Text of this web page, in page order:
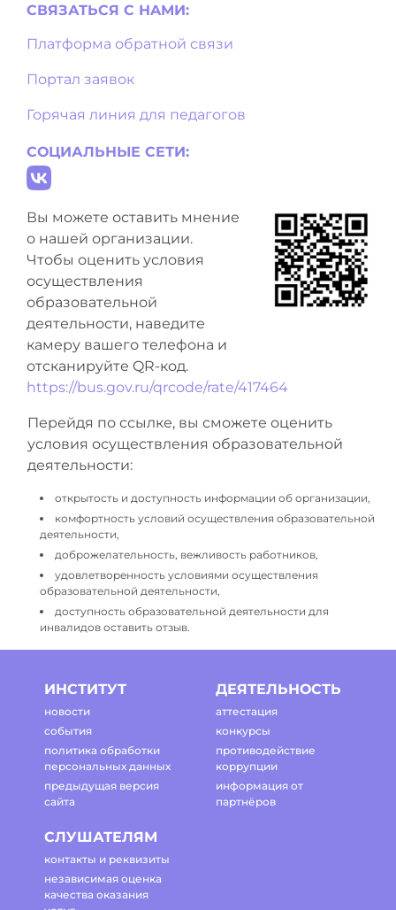
СВЯЗАТЬСЯ С НAМИ:
Платформа обратной связи
Портал заявок
Горячая линия для педагогов
СОЦИАЛЬНЫЕ СЕТИ:
Вы можете оставить мнение
о нашей организации.
Чтобы оценить условия
осуществления
образовательной
деятельности, наведите
камеру вашего телефона и
отсканируйте QR-код.
https://bus.gov.ru/qrcode/rate/417464
Перейдя по ссылке, вы сможете оценить
условия осуществления образовательной
деятельности:
открытость и доступность информации об организации,
комфортность условий осуществления образовательной
деятельности,
доброжелательность, вежливость работников,
удовлетворенность условиями осуществления
образовательной деятельности,
доступность образовательной деятельности для
инвалидов оставить отзыв.
ИНСТИТУТ
новости
события
политика обработки
персональных данных
предыдущая версия
сайта
ДЕЯТЕЛЬНОСТЬ
аттестация
конкурсы
противодействие
коррупции
информация от
партнёров
СЛУШАТЕЛЯМ
контакты и реквизиты
независимая оценка
качества оказания